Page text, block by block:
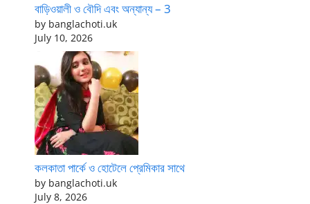
বাড়িওয়ালী ও বৌদি এবং অন্যান্য – 3
by banglachoti.uk
July 10, 2026
কলকাতা পার্কে ও হোটেলে প্রেমিকার সাথে
by banglachoti.uk
July 8, 2026